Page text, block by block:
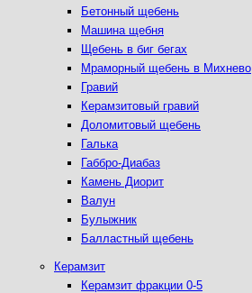
Бетонный щебень
Машина щебня
Щебень в биг бегах
Мраморный щебень в Михнево
Гравий
Керамзитовый гравий
Доломитовый щебень
Галька
Габбро-Диабаз
Камень Диорит
Валун
Булыжник
Балластный щебень
Керамзит
Керамзит фракции 0-5